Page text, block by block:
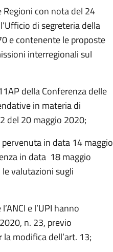
Regioni con nota del 24
di segreteria della
e contenente le proposte
interregionali sul
della Conferenza delle
in materia di
del 20 maggio 2020;
in data 14 maggio
in data 18 maggio
valutazioni sugli
e l’UPI hanno
n. 23, previo
modifica dell’art. 13;